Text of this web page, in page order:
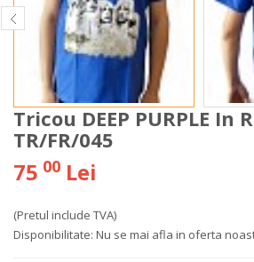
Tricou DEEP PURPLE In
TR/FR/045
75 00 Lei
(Pretul include TVA)
Disponibilitate: Nu se mai afla in oferta